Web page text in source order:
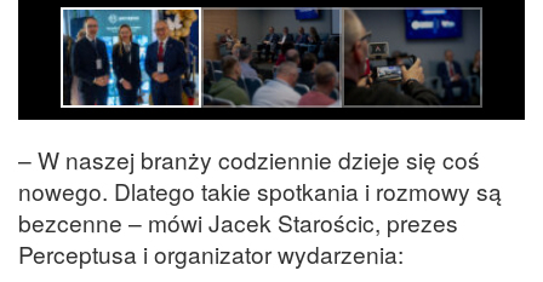
– W naszej branży codziennie dzieje się coś
nowego. Dlatego takie spotkania i rozmowy są
bezcenne – mówi Jacek Starościc, prezes
Perceptusa i organizator wydarzenia: